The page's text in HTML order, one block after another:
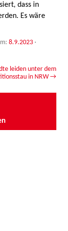
dass in
Es wäre
8.9.2023 ·
leiden unter dem
in NRW →